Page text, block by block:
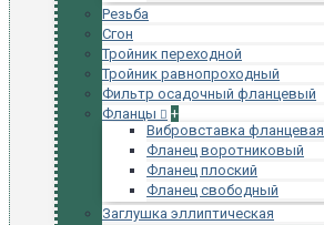
Резьба
Сгон
Тройник переходной
Тройник равнопроходный
Фильтр осадочный фланцевый
Фланцы
+
Вибровставка фланцевая
Фланец воротниковый
Фланец плоский
Фланец свободный
Заглушка эллиптическая